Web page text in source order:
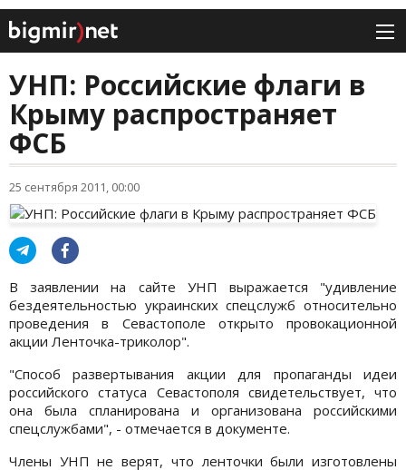
УНП: Российские флаги в
Крыму распространяет
ФСБ
25 сентября 2011, 00:00
В заявлении на сайте УНП выражается "удивление
бездеятельностью украинских спецслужб относительно
проведения в Севастополе открыто провокационной
акции Ленточка-триколор".
"Способ развертывания акции для пропаганды идеи
российского статуса Севастополя свидетельствует, что
она была спланирована и организована российскими
спецслужбами", - отмечается в документе.
Члены УНП не верят, что ленточки были изготовлены